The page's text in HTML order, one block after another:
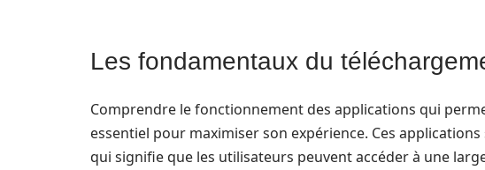
Les fondamentaux du
Comprendre le fonctionnement des applications qui
essentiel pour maximiser son expérience. Ces
qui signifie que les utilisateurs peuvent accéder à une